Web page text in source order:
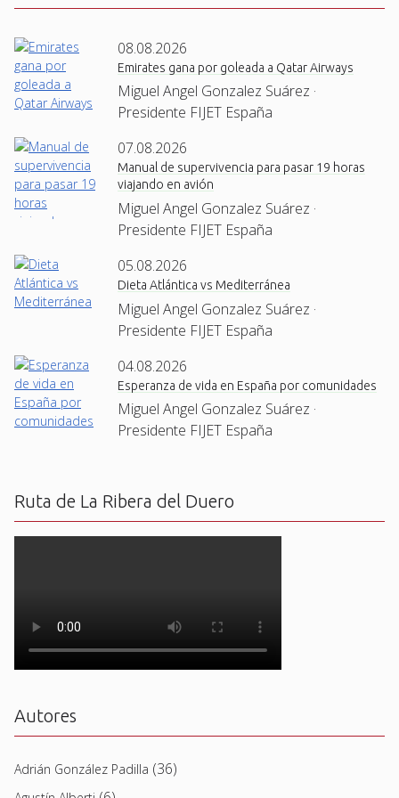
08.08.2026
Emirates gana por goleada a Qatar Airways
Miguel Angel Gonzalez Suárez ·
Presidente FIJET España
07.08.2026
Manual de supervivencia para pasar 19 horas
viajando en avión
Miguel Angel Gonzalez Suárez ·
Presidente FIJET España
05.08.2026
Dieta Atlántica vs Mediterránea
Miguel Angel Gonzalez Suárez ·
Presidente FIJET España
04.08.2026
Esperanza de vida en España por comunidades
Miguel Angel Gonzalez Suárez ·
Presidente FIJET España
Ruta de La Ribera del Duero
Autores
Adrián González Padilla (36)